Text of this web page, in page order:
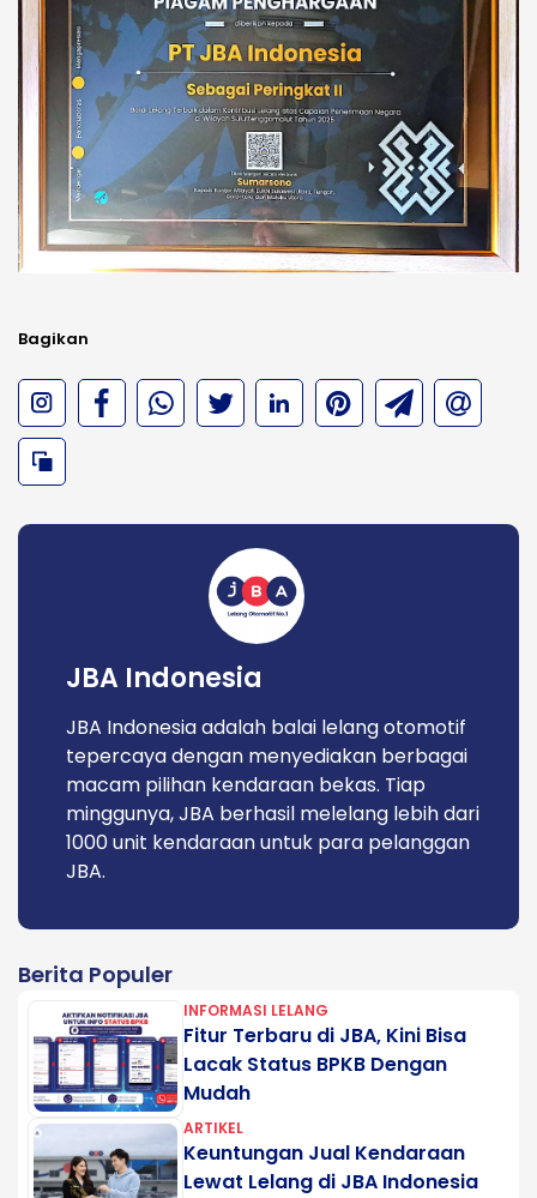
Bagikan
JBA Indonesia
JBA Indonesia adalah balai lelang otomotif
tepercaya dengan menyediakan berbagai
macam pilihan kendaraan bekas. Tiap
minggunya, JBA berhasil melelang lebih dari
1000 unit kendaraan untuk para pelanggan
JBA.
Berita Populer
INFORMASI LELANG
Fitur Terbaru di JBA, Kini Bisa
Lacak Status BPKB Dengan
Mudah
ARTIKEL
Keuntungan Jual Kendaraan
Lewat Lelang di JBA Indonesia